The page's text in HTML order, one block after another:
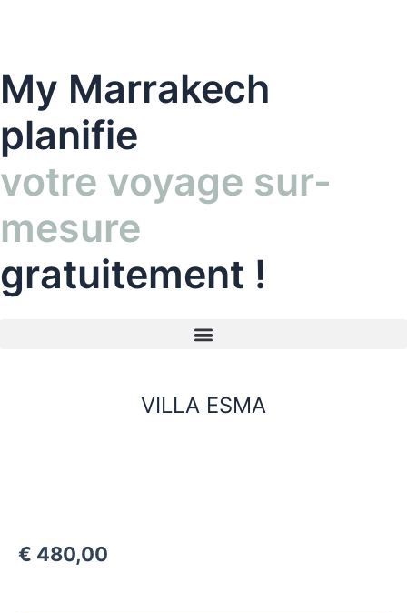
My Marrakech
planifie
votre voyage sur-
mesure
gratuitement !
VILLA ESMA
€ 480,00